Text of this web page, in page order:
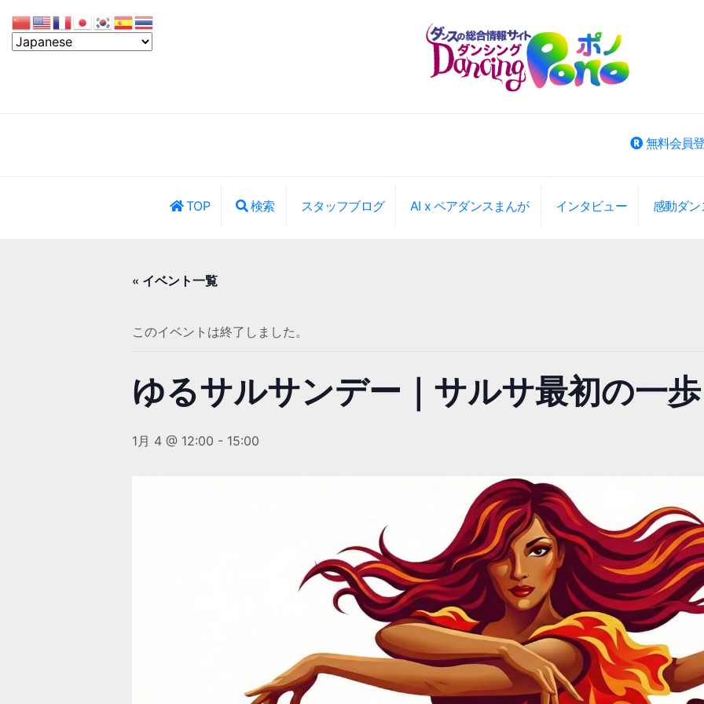
無料会員
TOP 検索 スタッフブログ AI x ペアダンスまんが インタビュー 感動ダン
« イベント一覧
このイベントは終了しました。
ゆるサルサンデー｜サルサ最初の一
1月 4 @ 12:00 - 15:00